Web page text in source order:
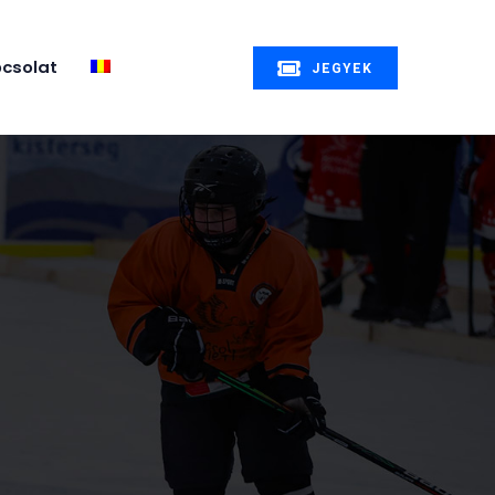
JEGYEK